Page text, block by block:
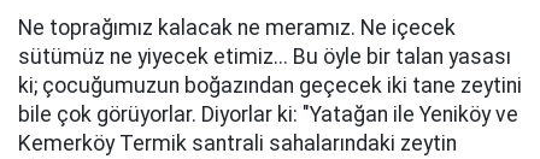
Ne toprağımız kalacak ne meramız. Ne içecek
sütümüz ne yiyecek etimiz... Bu öyle bir talan yasası
ki; çocuğumuzun boğazından geçecek iki tane zeytini
bile çok görüyorlar. Diyorlar ki: "Yatağan ile Yeniköy ve
Kemerköy Termik santrali sahalarındaki zeytin